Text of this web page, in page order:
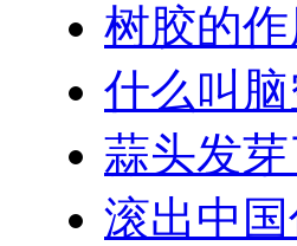
树胶的作
什么叫
蒜头发
滚出中